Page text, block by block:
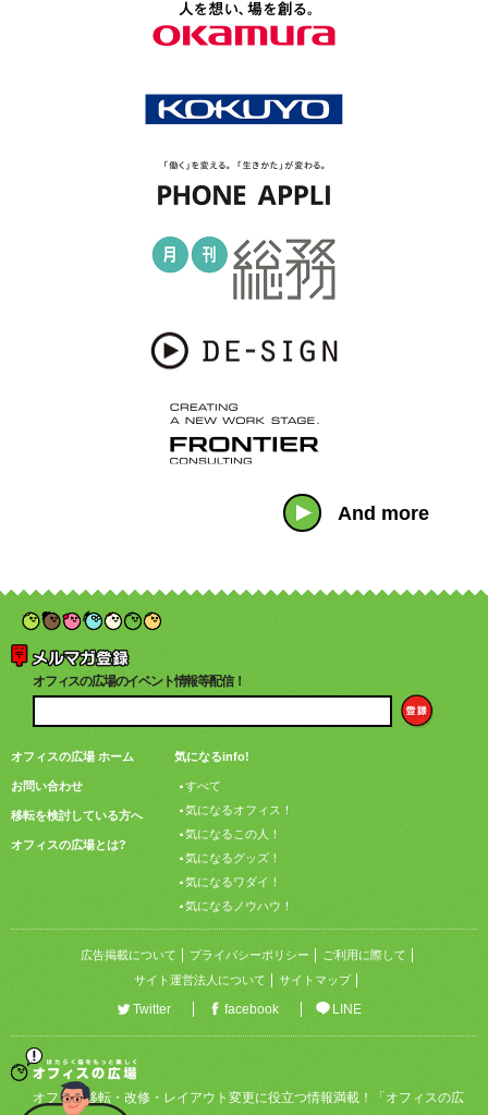
And more
オフィスの広場のイベント情報等配信！
オフィスの広場 ホーム
お問い合わせ
移転を検討している方へ
オフィスの広場とは?
気になるinfo!
すべて
気になるオフィス！
気になるこの人！
気になるグッズ！
気になるワダイ！
気になるノウハウ！
広告掲載について プライバシーポリシー
ご利用に際して
サイト運営法人について
サイトマップ
Twitter facebook LINE
オフィス移転・改修・レイアウト変更に役立つ情報満載！「オフィスの広